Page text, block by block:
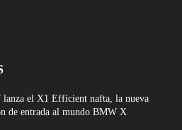
lanza el X1 Efficient nafta, la nueva
de entrada al mundo BMW X